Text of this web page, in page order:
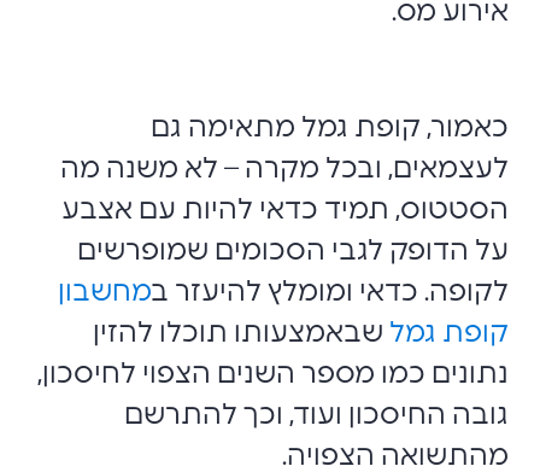
אירוע מס.
כאמור, קופת גמל מתאימה גם
לעצמאים, ובכל מקרה – לא משנה מה
הסטטוס, תמיד כדאי להיות עם אצבע
על הדופק לגבי הסכומים שמופרשים
לקופה. כדאי ומומלץ להיעזר במחשבון
קופת גמל שבאמצעותו תוכלו להזין
נתונים כמו מספר השנים הצפוי לחיסכון,
גובה החיסכון ועוד, וכך להתרשם
מהתשואה הצפויה.